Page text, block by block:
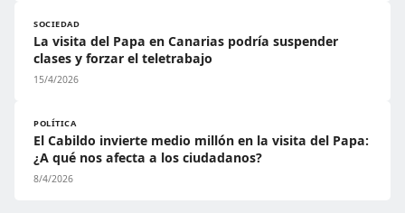
SOCIEDAD
La visita del Papa en Canarias podría suspender
clases y forzar el teletrabajo
15/4/2026
POLÍTICA
El Cabildo invierte medio millón en la visita del Papa:
¿A qué nos afecta a los ciudadanos?
8/4/2026